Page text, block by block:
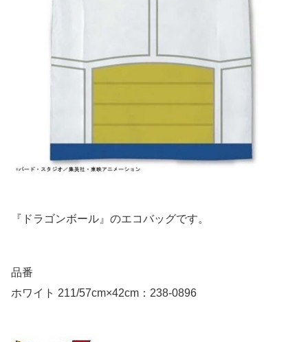
『ドラゴンボール』のエコバッグです。
品番
ホワイト 211/57cm×42cm：238-0896